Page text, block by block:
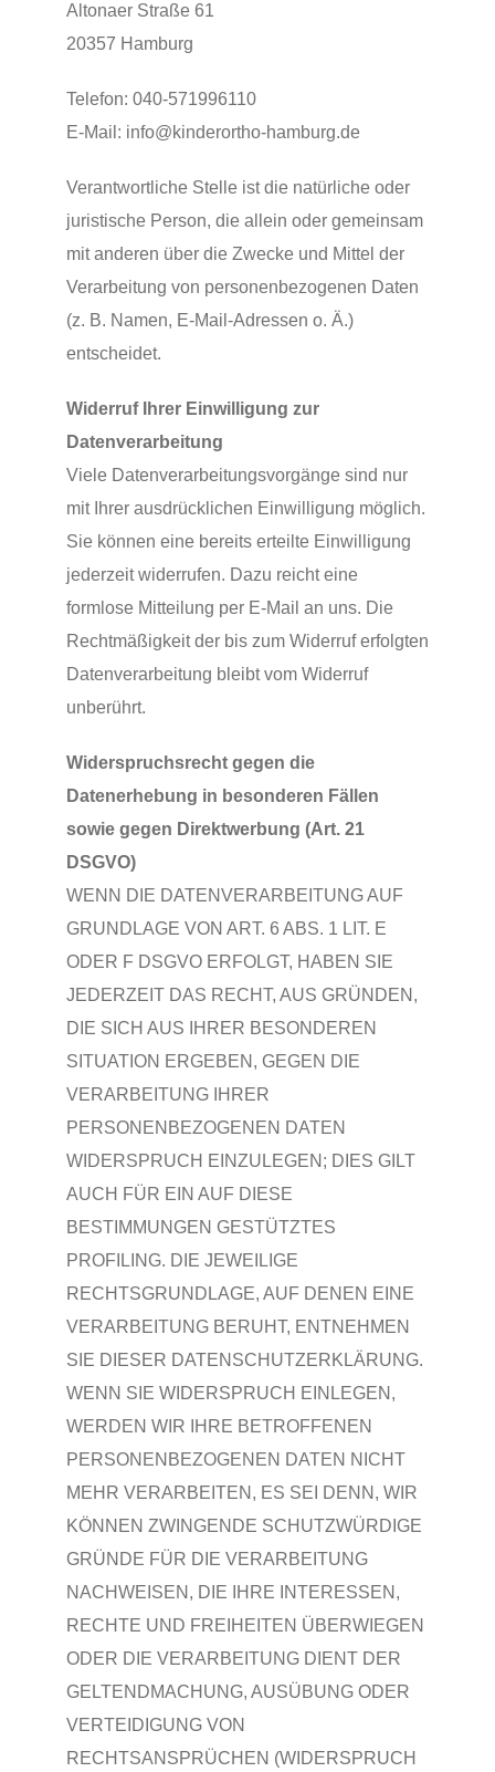
Altonaer Straße 61
20357 Hamburg
Telefon: 040-571996110
E-Mail: info@kinderortho-hamburg.de
Verantwortliche Stelle ist die natürliche oder
juristische Person, die allein oder gemeinsam
mit anderen über die Zwecke und Mittel der
Verarbeitung von personenbezogenen Daten
(z. B. Namen, E-Mail-Adressen o. Ä.)
entscheidet.
Widerruf Ihrer Einwilligung zur
Datenverarbeitung
Viele Datenverarbeitungsvorgänge sind nur
mit Ihrer ausdrücklichen Einwilligung möglich.
Sie können eine bereits erteilte Einwilligung
jederzeit widerrufen. Dazu reicht eine
formlose Mitteilung per E-Mail an uns. Die
Rechtmäßigkeit der bis zum Widerruf erfolgten
Datenverarbeitung bleibt vom Widerruf
unberührt.
Widerspruchsrecht gegen die
Datenerhebung in besonderen Fällen
sowie gegen Direktwerbung (Art. 21
DSGVO)
WENN DIE DATENVERARBEITUNG AUF
GRUNDLAGE VON ART. 6 ABS. 1 LIT. E
ODER F DSGVO ERFOLGT, HABEN SIE
JEDERZEIT DAS RECHT, AUS GRÜNDEN,
DIE SICH AUS IHRER BESONDEREN
SITUATION ERGEBEN, GEGEN DIE
VERARBEITUNG IHRER
PERSONENBEZOGENEN DATEN
WIDERSPRUCH EINZULEGEN; DIES GILT
AUCH FÜR EIN AUF DIESE
BESTIMMUNGEN GESTÜTZTES
PROFILING. DIE JEWEILIGE
RECHTSGRUNDLAGE, AUF DENEN EINE
VERARBEITUNG BERUHT, ENTNEHMEN
SIE DIESER DATENSCHUTZERKLÄRUNG.
WENN SIE WIDERSPRUCH EINLEGEN,
WERDEN WIR IHRE BETROFFENEN
PERSONENBEZOGENEN DATEN NICHT
MEHR VERARBEITEN, ES SEI DENN, WIR
KÖNNEN ZWINGENDE SCHUTZWÜRDIGE
GRÜNDE FÜR DIE VERARBEITUNG
NACHWEISEN, DIE IHRE INTERESSEN,
RECHTE UND FREIHEITEN ÜBERWIEGEN
ODER DIE VERARBEITUNG DIENT DER
GELTENDMACHUNG, AUSÜBUNG ODER
VERTEIDIGUNG VON
RECHTSANSPRÜCHEN (WIDERSPRUCH